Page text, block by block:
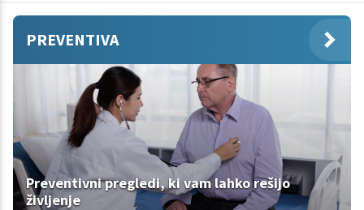
PREVENTIVA
Preventivni pregledi, ki vam lahko rešijo
življenje